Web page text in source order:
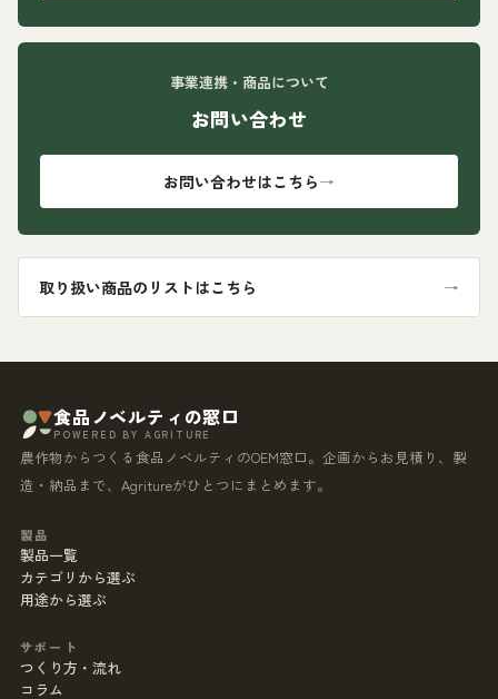
事業連携・商品について
お問い合わせ
お問い合わせはこちら→
取り扱い商品のリストはこちら →
食品ノベルティの窓口
POWERED BY AGRITURE
農作物からつくる食品ノベルティのOEM窓口。企画からお見積り、製
造・納品まで、Agritureがひとつにまとめます。
製品
製品一覧
カテゴリから選ぶ
用途から選ぶ
サポート
つくり方・流れ
コラム